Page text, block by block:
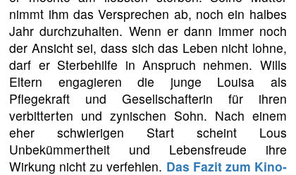
nimmt ihm das Versprechen ab, noch ein halbes
Jahr durchzuhalten. Wenn er dann immer noch
der Ansicht sei, dass sich das Leben nicht lohne,
darf er Sterbehilfe in Anspruch nehmen. Wills
Eltern engagieren die junge Louisa als
Pflegekraft und Gesellschafterin für ihren
verbitterten und zynischen Sohn. Nach einem
eher schwierigen Start scheint Lous
Unbekümmertheit und Lebensfreude ihre
Wirkung nicht zu verfehlen. Das Fazit zum Kino-